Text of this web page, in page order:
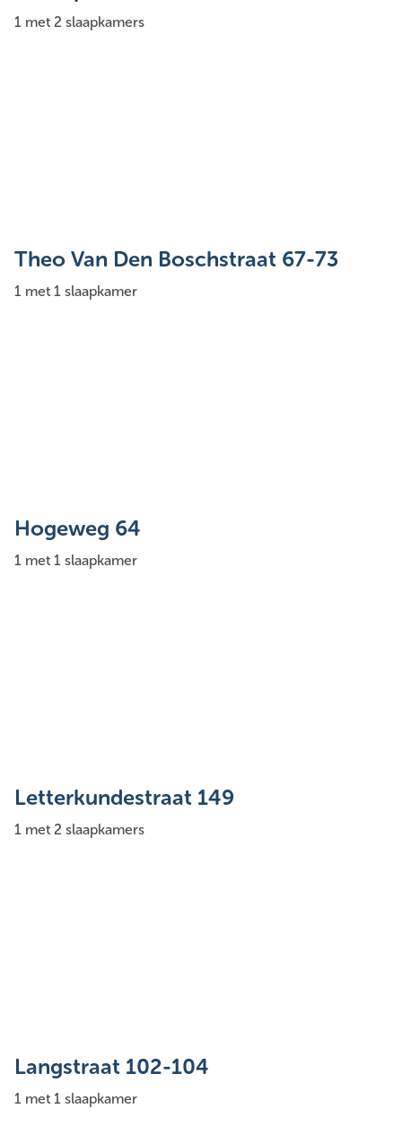
1 met 2 slaapkamers
Theo Van Den Boschstraat 67-73
1 met 1 slaapkamer
Hogeweg 64
1 met 1 slaapkamer
Letterkundestraat 149
1 met 2 slaapkamers
Langstraat 102-104
1 met 1 slaapkamer